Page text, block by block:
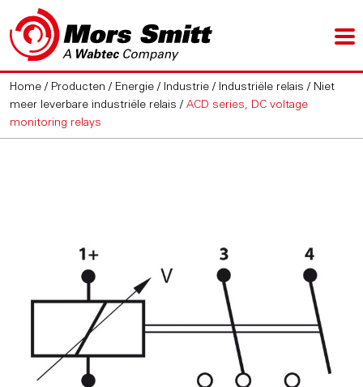
Home / Producten / Energie / Industrie / Industriële relais / Niet
meer leverbare industriële relais /ACD series, DC voltage
monitoring relays